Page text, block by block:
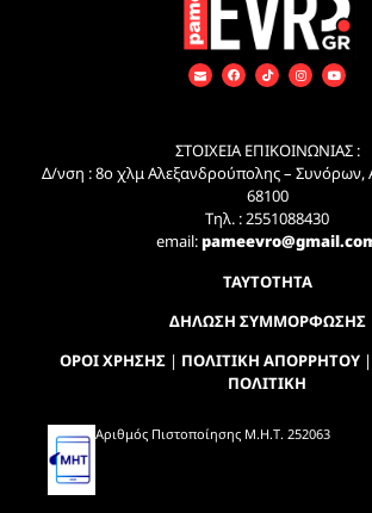
ΣΤΟΙΧΕΙΑ ΕΠΙΚΟΙΝΩΝΙΑΣ :
Δ/νση : 8ο χλμ Αλεξανδρούπολης – Συνόρων,
68100
Τηλ. : 2551088430
email:
ΤΑΥΤΟΤΗΤΑ
ΔΗΛΩΣΗ ΣΥΜΜΟΡΦΩΣΗΣ
ΟΡΟΙ ΧΡΗΣΗΣ| ΠΟΛΙΤΙΚΗ ΑΠΟΡΡΗΤΟΥ|
ΠΟΛΙΤΙΚΗ
Αριθμός Πιστοποίησης Μ.Η.Τ. 252063